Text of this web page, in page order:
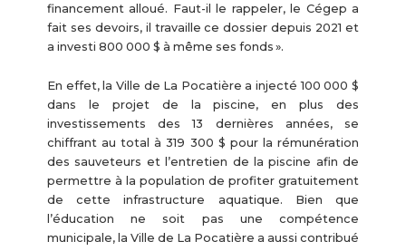
financement alloué. Faut-il le rappeler, le Cégep a
fait ses devoirs, il travaille ce dossier depuis 2021 et
a investi 800 000 $ à même ses fonds ».
En effet, la Ville de La Pocatière a injecté 100 000 $
dans le projet de la piscine, en plus des
investissements des 13 dernières années, se
chiffrant au total à 319 300 $ pour la rémunération
des sauveteurs et l’entretien de la piscine afin de
permettre à la population de profiter gratuitement
de cette infrastructure aquatique. Bien que
l’éducation ne soit pas une compétence
municipale, la Ville de La Pocatière a aussi contribué